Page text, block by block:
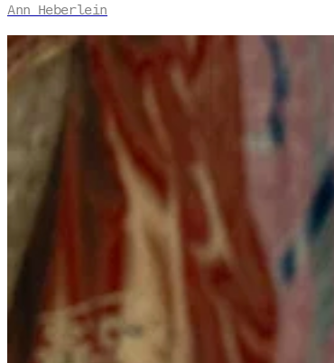
Ann Heberlein